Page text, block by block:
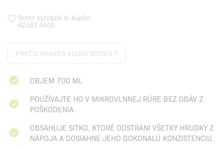
Tento výrobok si kúpilo
42183 osôb
OBJEM 700 ML
POUŽÍVAJTE HO V MIKROVLNNEJ RÚRE BEZ OBÁV Z
POŠKODENIA.
OBSAHUJE SITKO, KTORÉ ODSTRÁNI VŠETKY HRUDKY Z
NÁPOJA A DOSIAHNE JEHO DOKONALÚ KONZISTENCIU.